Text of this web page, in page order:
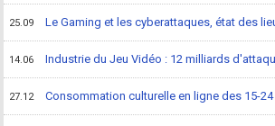
25.09 Le Gaming et les cyberattaques, état des
14.06 Industrie du Jeu Vidéo : 12 milliards
27.12 Consommation culturelle en ligne des 15-